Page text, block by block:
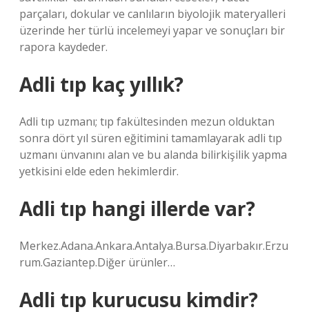
parçaları, dokular ve canlıların biyolojik materyalleri
üzerinde her türlü incelemeyi yapar ve sonuçları bir
rapora kaydeder.
Adli tıp kaç yıllık?
Adli tıp uzmanı; tıp fakültesinden mezun olduktan
sonra dört yıl süren eğitimini tamamlayarak adli tıp
uzmanı ünvanını alan ve bu alanda bilirkişilik yapma
yetkisini elde eden hekimlerdir.
Adli tıp hangi illerde var?
Merkez.Adana.Ankara.Antalya.Bursa.Diyarbakır.Erzu
rum.Gaziantep.Diğer ürünler…
Adli tıp kurucusu kimdir?